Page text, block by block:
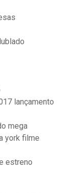
lançamento
mega
york filme
estreno